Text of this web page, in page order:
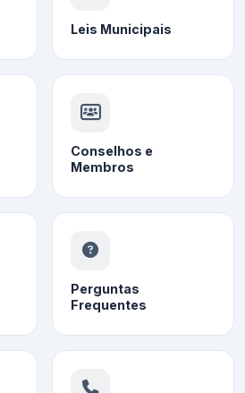
Leis Municipais
Conselhos e
Membros
Perguntas
Frequentes